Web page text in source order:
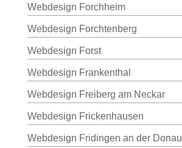
Webdesign Forchheim
Webdesign Forchtenberg
Webdesign Forst
Webdesign Frankenthal
Webdesign Freiberg am Neckar
Webdesign Frickenhausen
Webdesign Fridingen an der Donau